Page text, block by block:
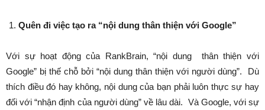
Quên đi việc tạo ra “nội dung thân thiện với Google”
Với sự hoạt động của RankBrain, “nội dung thân thiện với
Google” bị thế chỗ bởi “nội dung thân thiện với người dùng”. Dù
thích điều đó hay không, nội dung của bạn phải luôn thực sự hay
đối với “nhận định của người dùng” về lâu dài. Và Google, với sự